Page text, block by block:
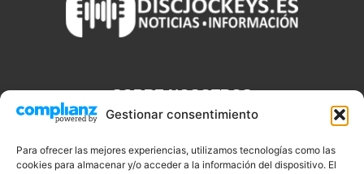
Gestionar consentimiento
Para ofrecer las mejores experiencias, utilizamos tecnologías como las
cookies para almacenar y/o acceder a la información del dispositivo. El
SOBRE NOSOTROS
que necesitas saber sobre noticias, novedades, tecnologías y
aplicaciones que te ayudaran a ser un mejor Djs.